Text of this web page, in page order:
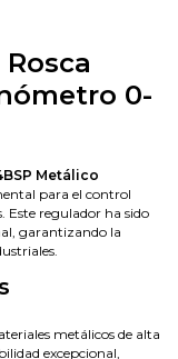
0-
Metálico
para el control
Este regulador ha sido
garantizando la
metálicos de alta
excepcional,